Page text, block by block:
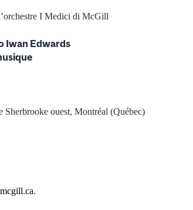
I Medici di McGill
Iwan Edwards
ouest, Montréal (Québec)
.